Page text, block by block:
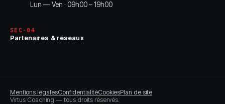
Lun — Ven · 09h00 – 19h00
SEC-04
Partenaires & réseaux
Mentions légalesConfidentialitéCookiesPlan de site
Virtus Coaching — tous droits réservés.